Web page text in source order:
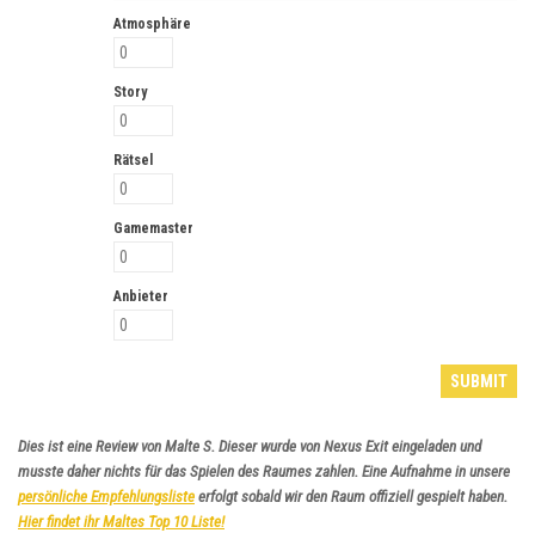
Atmosphäre
Story
Rätsel
Gamemaster
Anbieter
Dies ist eine Review von Malte S. Dieser wurde von Nexus Exit eingeladen und
musste daher nichts für das Spielen des Raumes zahlen. Eine Aufnahme in unsere
persönliche Empfehlungsliste erfolgt sobald wir den Raum offiziell gespielt haben.
Hier findet ihr Maltes Top 10 Liste!